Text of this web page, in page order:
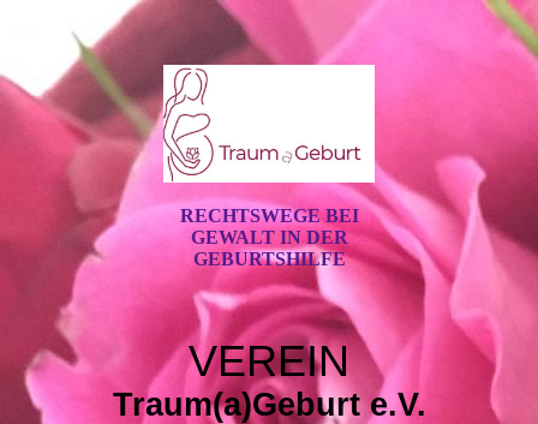
RECHTSWEGE BEI
GEWALT IN DER
GEBURTSHILFE
VEREIN
Traum(a)Geburt e.V.